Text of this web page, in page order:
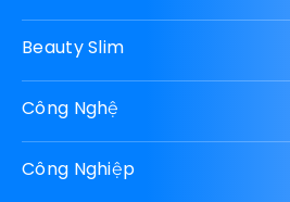
Beauty Slim
Công Nghệ
Công Nghiệp